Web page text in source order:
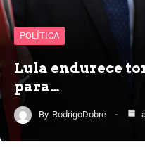
POLÍTICA
Lula endurece
para…
By RodrigoDobre